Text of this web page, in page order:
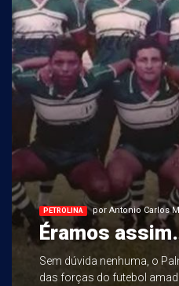
PETROLINA por Antonio Carlos
Éramos
Sem dúvida nenhuma, o
das forças do futebol